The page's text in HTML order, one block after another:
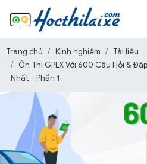
Trang chủ Kinh nghiệm
Tài liệu
Ôn Thi GPLX Với 600 Câu Hỏi &
Nhất - Phần 1